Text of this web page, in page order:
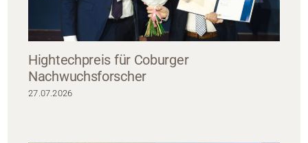
Hightechpreis für Coburger
Nachwuchsforscher
27.07.2026